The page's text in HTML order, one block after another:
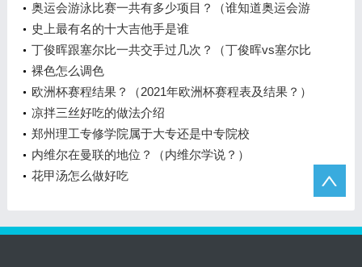
奥运会游泳比赛一共有多少项目？（谁知道奥运会游
泳项目一共有几项？）
史上最有名的十大吉他手是谁
丁俊晖跟塞尔比一共交手过几次？（丁俊晖vs塞尔比
战绩？）
裸色怎么调色
欧洲杯赛程结果？（2021年欧洲杯赛程表及结果？）
凉拌三丝好吃的做法介绍
郑州理工专修学院属于大专还是中专院校
内维尔在曼联的地位？（内维尔学说？）
花甲汤怎么做好吃